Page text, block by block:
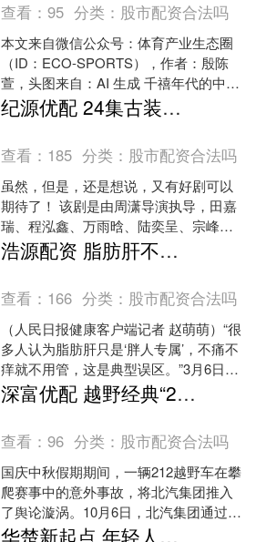
查看：95 分类： 股市配资合法吗
本文来自微信公众号：体育产业生态圈
（ID：ECO-SPORTS），作者：殷陈
萱，头图来自：AI 生成 千禧年代的中式
梦核里，总有开在街头巷尾的跆拳道
馆。 曾几....
纪源优配 24集古装奇幻大剧! 阵容还不错，一魂定局向死而生，重定世间规则
查看： 185 分类： 股市配资合法吗
虽然，但是，还是想说，又有好剧可以
期待了！ 该剧是由周潇导演执导，田嘉
瑞、程泓鑫、万雨晗、陆奕呈、宗峰
岩、明加加等参演的24集古装奇幻大
剧！ 因为看了剧情介绍，....
浩源配资 脂肪肝不只是胖人专属，无创检测手段可实现精准评估
查看： 166 分类： 股市配资合法吗
（人民日报健康客户端记者 赵萌萌）“很
多人认为脂肪肝只是‘胖人专属’，不痛不
痒就不用管，这是典型误区。”3月6日，
在人民日报健康客户端推出的“2026两会
健康策....
深富优配 越野经典“212”陷质量风波 北汽集团发声明划清界限
查看：96 分类： 股市配资合法吗
国庆中秋假期期间，一辆212越野车在攀
爬赛事中的意外事故，将北汽集团推入
了舆论漩涡。10月6日，北汽集团通过官
方微信公众号发布声明，明确表示涉事
华楚新起点 年轻人不爱看电影了？国庆档总票房不到2019年的一半 分析师：一部破圈的都没！